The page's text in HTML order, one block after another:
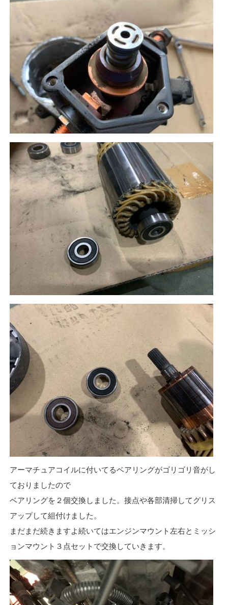
アーマチュアコイルに付いてるベアリングがゴリゴリ音がし
ておりましたので
ベアリングを２個交換しました。接点や各部清掃してグリス
アップして組付けました。
まだまだ続きますよ続いてはエンジンマウント左右とミッシ
ョンマウント３点セットで交換していきます。